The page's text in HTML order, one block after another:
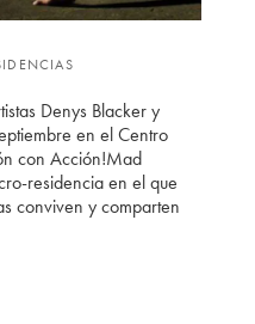
Denys Blacker y
en el Centro
con Acción!Mad
residencia en el que
conviven y comparten